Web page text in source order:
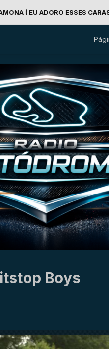
ESSES CARAS) Rock'n Roll
Boys